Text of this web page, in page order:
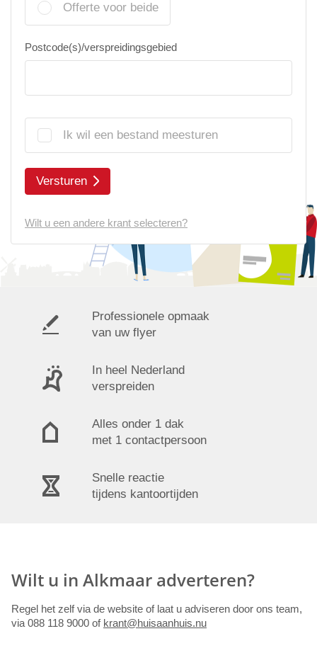
Offerte voor beide
Postcode(s)/verspreidingsgebied
Ik wil een bestand meesturen
Versturen
Wilt u een andere krant selecteren?
Professionele opmaak
van uw flyer
In heel Nederland
verspreiden
Alles onder 1 dak
met 1 contactpersoon
Snelle reactie
tijdens kantoortijden
Wilt u in Alkmaar adverteren?
Regel het zelf via de website of laat u adviseren door ons team,
via 088 118 9000 of krant@huisaanhuis.nu